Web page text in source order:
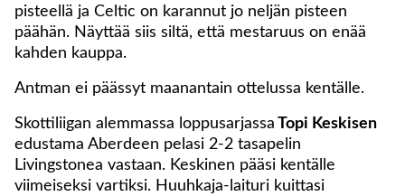
pisteellä ja Celtic on karannut jo neljän pisteen
päähän. Näyttää siis siltä, että mestaruus on enää
kahden kauppa.
Antman ei päässyt maanantain ottelussa kentälle.
Skottiliigan alemmassa loppusarjassa Topi Keskisen
edustama Aberdeen pelasi 2-2 tasapelin
Livingstonea vastaan. Keskinen pääsi kentälle
viimeiseksi vartiksi. Huuhkaja-laituri kuittasi